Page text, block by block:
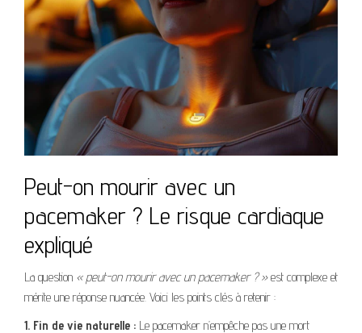
Peut-on mourir avec un
pacemaker ? Le risque cardiaque
expliqué
La question « peut-on mourir avec un pacemaker ? »est complexe et
mérite une réponse nuancée. Voici les points clés à retenir :
1. Fin de vie naturelle : Le pacemaker n’empêche pas une mort